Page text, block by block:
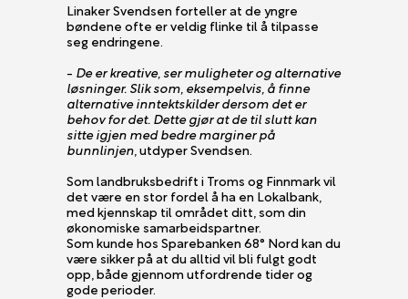
Linaker Svendsen forteller at de yngre
bøndene ofte er veldig flinke til å tilpasse
seg endringene.
- De er kreative, ser muligheter og alternative
løsninger. Slik som, eksempelvis, å finne
alternative inntektskilder dersom det er
behov for det. Dette gjør at de til slutt kan
sitte igjen med bedre marginer på
bunnlinjen , utdyper Svendsen.
Som landbruksbedrift i Troms og Finnmark vil
det være en stor fordel å ha en Lokalbank,
med kjennskap til området ditt, som din
økonomiske samarbeidspartner.
Som kunde hos Sparebanken 68° Nord kan du
være sikker på at du alltid vil bli fulgt godt
opp, både gjennom utfordrende tider og
gode perioder.